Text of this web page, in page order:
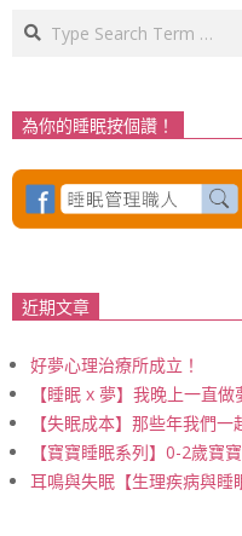
Search
為你的睡眠按個讚！
近期文章
好夢心理治療所成立！
【睡眠 x 夢】我晚上一直
【失眠成本】那些年我們
【寶寶睡眠系列】0-2歲寶
耳鳴與失眠【生理疾病與睡